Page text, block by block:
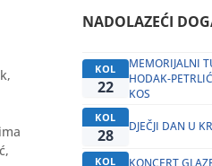
NADOLAZEĆI
KOL
22
MEMORIJALNI
HODAK-
KOS
KOL
28 DJEČJI DAN U
KOL
KONCERT